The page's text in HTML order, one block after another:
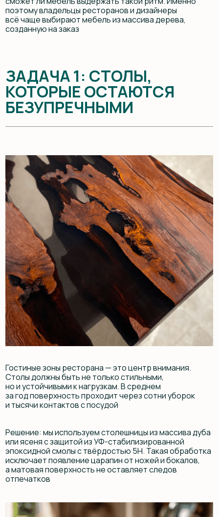
Гостиные зоны ресторана — это центр внимания.
Столы должны быть не только стильными,
но и устойчивыми к нагрузкам. В среднем
за год поверхность проходит через сотни уборок
и тысячи контактов с посудой
Решение: мы используем столешницы из массива дуба
или ясеня с защитой из УФ-стабилизированной
эпоксидной смолы с твёрдостью 5H. Такая обработка
исключает появление царапин от ножей и бокалов,
а матовая поверхность не оставляет следов
отпечатков